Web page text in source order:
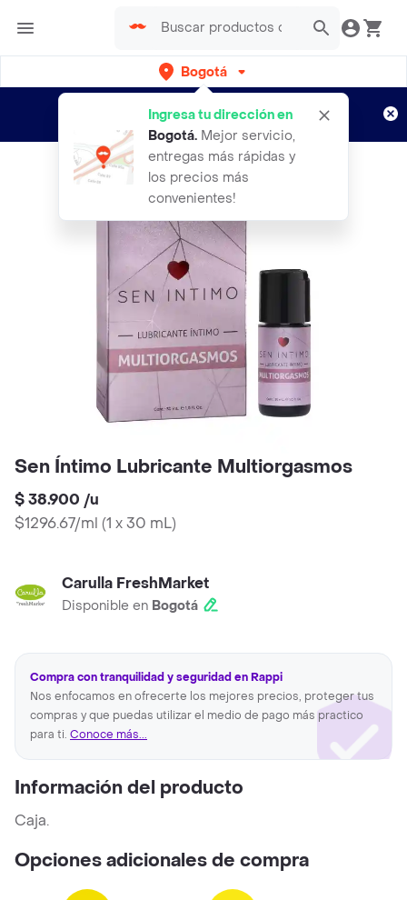
Bogotá
Ingresa tu dirección en
Bogotá. Mejor servicio,
entregas más rápidas y
los precios más
convenientes!
envíos gratis por semanas
Aplican TyC
Sen Íntimo Lubricante Multiorgasmos
$ 38.900 /u
$1296.67/ml (1 x 30 mL)
Carulla FreshMarket
Disponible en Bogotá
Compra con tranquilidad y seguridad en Rappi
Nos enfocamos en ofrecerte los mejores precios, proteger tus
compras y que puedas utilizar el medio de pago más practico
para ti. Conoce más...
Información del producto
Caja.
Opciones adicionales de compra